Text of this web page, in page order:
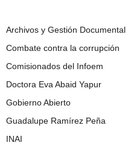
Archivos y Gestión Documental
Combate contra la corrupción
Comisionados del Infoem
Doctora Eva Abaid Yapur
Gobierno Abierto
Guadalupe Ramírez Peña
INAI